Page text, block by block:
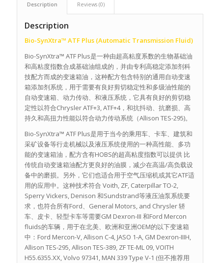
Description Reviews (0)
Description
Bio-SynXtra™ ATF Plus (Automatic Transmission Fluid)
Bio-SynXtra™ ATF Plus是一种由超高粘度系数的生物基础油
和高粘度指数合成基础油组成的，并由专利高稳定添加剂科
技配方而成的变速箱油，这种配方包含特别的通用自动变速
箱添加剂系统，用于需要有良好剪切稳定性和多级油性能的
自动变速箱、动力传动、和液压系统，它具有良好的剪切稳
定性以符合Chrysler ATF+3, ATF+4，和抗抖动、抗磨损、高
持久和高扭力性能以符合动力传动系统（Allison TES-295)。
Bio-SynXtra™ ATF Plus是用于当今的乘用车、卡车、建筑和
采矿设备等行走机械以及液压系统使用的一种高性能、多功
能的变速箱油，配方含有HOBS的超高粘度指数可以提供 比
传统自动变速箱油配方更良好的油膜，减少在高温/高负载设
备中的磨损。另外，它们也适合用于空气压缩机或其它ATF适
用的应用中。这种技术符合 Voith, ZF, Caterpillar TO-2,
Sperry Vickers, Denison 和Sundstrand等液压油泵系统要
求，也符合所有Ford、General Motors, and Chrysler 轿
车、皮卡、轻型卡车等需要GM Dexron-III 和Ford Mercon
fluids的车辆，用于在北美、欧洲和亚洲OEM的以下变速箱
中：Ford Mercon-V, Allison C-4, JASO 1-A, GM Dexron-IIIH,
Allison TES-295, Allison TES-389, ZF TE-ML 09, VOITH
H55.6355.XX, Volvo 97341, MAN 339 Type V-1 (但不推荐用